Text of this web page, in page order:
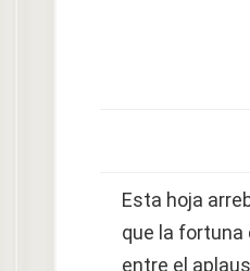
Esta hoja
que la
entre el